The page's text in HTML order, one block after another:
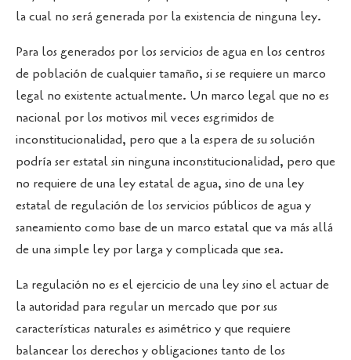
la cual no será generada por la existencia de ninguna ley.
Para los generados por los servicios de agua en los centros
de población de cualquier tamaño, si se requiere un marco
legal no existente actualmente. Un marco legal que no es
nacional por los motivos mil veces esgrimidos de
inconstitucionalidad, pero que a la espera de su solución
podría ser estatal sin ninguna inconstitucionalidad, pero que
no requiere de una ley estatal de agua, sino de una ley
estatal de regulación de los servicios públicos de agua y
saneamiento como base de un marco estatal que va más allá
de una simple ley por larga y complicada que sea.
La regulación no es el ejercicio de una ley sino el actuar de
la autoridad para regular un mercado que por sus
características naturales es asimétrico y que requiere
balancear los derechos y obligaciones tanto de los